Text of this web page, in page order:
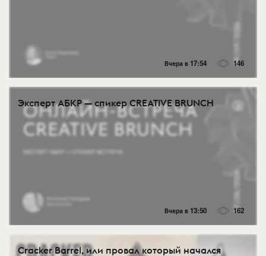
Вчера в 17:54 146
Эксперт АБКР — спикер CREATIVE BRUNCH
Вчера в 13:50 162
Cracker Barrel, или провал который начался